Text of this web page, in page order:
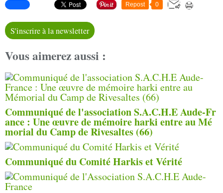
Repost 0
S'inscrire à la newsletter
Vous aimerez aussi :
Communiqué de l'association S.A.C.H.E Aude-Fr
ance : Une œuvre de mémoire harki entre au Mé
morial du Camp de Rivesaltes (66)
Communiqué du Comité Harkis et Vérité